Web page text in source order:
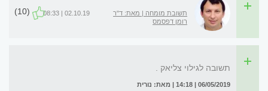
תשובת מומחה | מאת: ד"ר
רומן דפסמס
02.10.19 | 08:33
(10)
תשובה לגילוי צליאק .
06/05/2019 | 14:18 | מאת: נורית